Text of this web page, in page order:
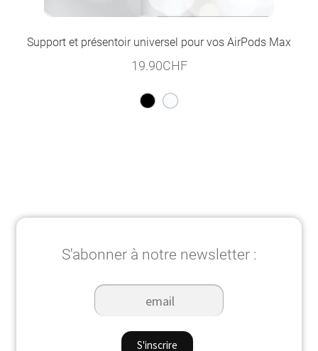
Support et présentoir universel pour vos AirPods Max
19.90CHF
S'abonner à notre newsletter :